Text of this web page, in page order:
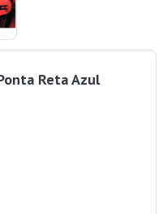
Reta Azul